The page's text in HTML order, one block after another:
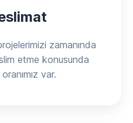
zamanında
etme konusunda
var.